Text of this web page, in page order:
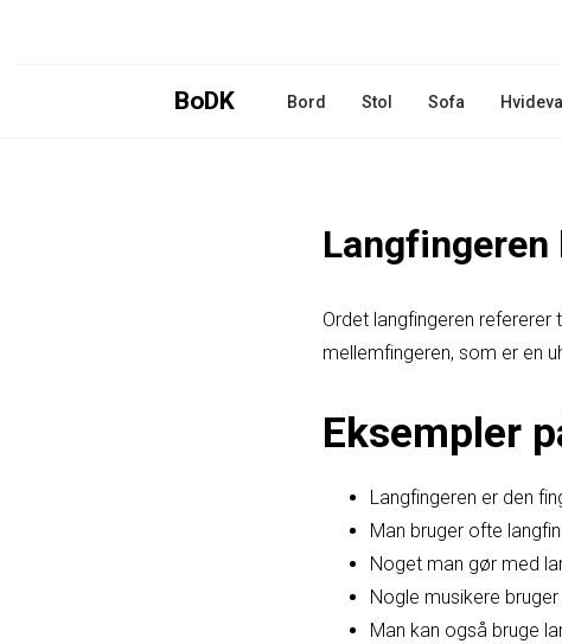
BoDK Bord Stol Sofa
Langfingeren
Ordet langfingeren refererer
mellemfingeren, som er en
Eksempler
Langfingeren er den
Man bruger ofte
Noget man gør med
Nogle musikere
Man kan også bruge